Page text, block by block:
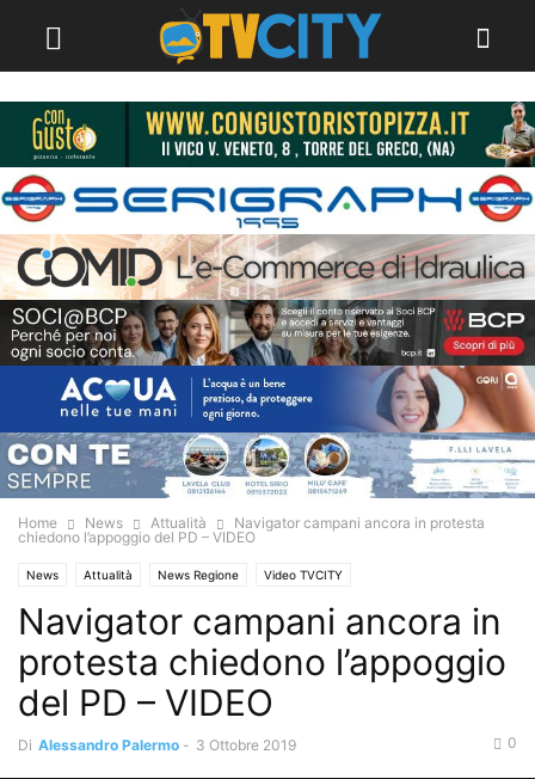
Home News Attualità
Navigator campani ancora in protesta
chiedono l’appoggio del PD – VIDEO
News Attualità News Regione Video TVCITY
Navigator campani ancora in
protesta chiedono l’appoggio
del PD – VIDEO
Di Alessandro Palermo - 3 Ottobre 2019 0